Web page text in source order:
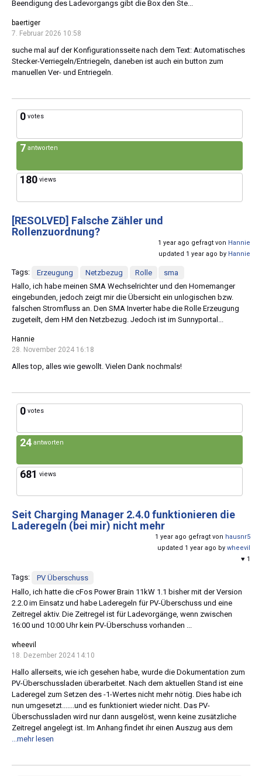
Beendigung des Ladevorgangs gibt die Box den Ste...
baertiger
7. Februar 2026 10:58
suche mal auf der Konfigurationsseite nach dem Text: Automatisches
Stecker-Verriegeln/Entriegeln, daneben ist auch ein button zum
manuellen Ver- und Entriegeln.
0 votes
7 antworten
180 views
[RESOLVED] Falsche Zähler und
Rollenzuordnung?
1 year ago gefragt von Hannie
updated 1 year ago by Hannie
Tags: Erzeugung Netzbezug Rolle
sma
Hallo, ich habe meinen SMA Wechselrichter und den Homemanger
eingebunden, jedoch zeigt mir die Übersicht ein unlogischen bzw.
falschen Stromfluss an. Den SMA Inverter habe die Rolle Erzeugung
zugeteilt, dem HM den Netzbezug. Jedoch ist im Sunnyportal...
Hannie
28. November 2024 16:18
Alles top, alles wie gewollt. Vielen Dank nochmals!
0 votes
24 antworten
681 views
Seit Charging Manager 2.4.0 funktionieren die
Laderegeln (bei mir) nicht mehr
1 year ago gefragt von hausnr5
updated 1 year ago by wheevil
♥ 1
Tags:
PV Überschuss
Hallo, ich hatte die cFos Power Brain 11kW 1.1 bisher mit der Version
2.2.0 im Einsatz und habe Laderegeln für PV-Überschuss und eine
Zeitregel aktiv. Die Zeitregel ist für Ladevorgänge, wenn zwischen
16:00 und 10:00 Uhr kein PV-Überschuss vorhanden ...
wheevil
18. Dezember 2024 14:10
Hallo allerseits, wie ich gesehen habe, wurde die Dokumentation zum
PV-Überschussladen überarbeitet. Nach dem aktuellen Stand ist eine
Laderegel zum Setzen des -1-Wertes nicht mehr nötig. Dies habe ich
nun umgesetzt.......und es funktioniert wieder nicht. Das PV-
Überschussladen wird nur dann ausgelöst, wenn keine zusätzliche
Zeitregel angelegt ist. Im Anhang findet ihr einen Auszug aus dem
...mehr lesen